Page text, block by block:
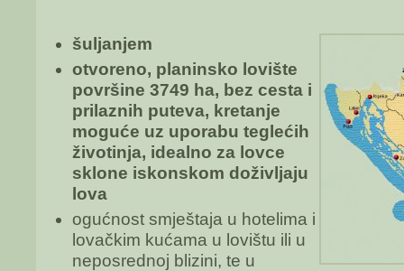
šuljanjem
otvoreno, planinsko lovište
površine 3749 ha, bez cesta i
prilaznih puteva, kretanje
moguće uz uporabu teglećih
životinja, idealno za lovce
sklone iskonskom doživljaju
lova
ogućnost smještaja u hotelima i
lovačkim kućama u lovištu ili u
neposrednoj blizini, te u